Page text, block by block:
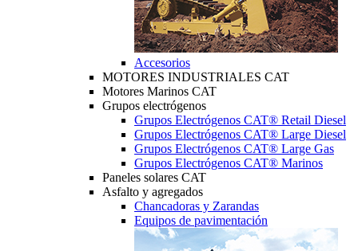
Accesorios
MOTORES INDUSTRIALES CAT
Motores Marinos CAT
Grupos electrógenos
Grupos Electrógenos CAT® Retail Diesel
Grupos Electrógenos CAT® Large Diesel
Grupos Electrógenos CAT® Large Gas
Grupos Electrógenos CAT® Marinos
Paneles solares CAT
Asfalto y agregados
Chancadoras y Zarandas
Equipos de pavimentación